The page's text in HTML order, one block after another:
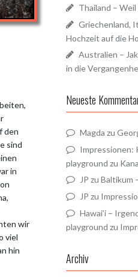
den
sind
in
wir
viel
hin
Thailand –
Griechenland,
Hochzeit auf die
Australien –
in die
Neueste
Magda zu
Impressionen:
playground zu
JP zu Baltikum
JP zu
Hawai’i –
playground zu
Archiv